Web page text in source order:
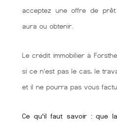
acceptez une offre de
aura ou obtenir.
Le crédit immobilier à
si ce n’est pas le cas, le
et il ne pourra pas vous
Ce qu'il faut savoir : que